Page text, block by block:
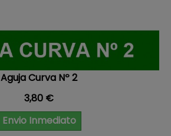
Aguja Curva Nº 2
Precio
3,80 €
Envio Inmediato